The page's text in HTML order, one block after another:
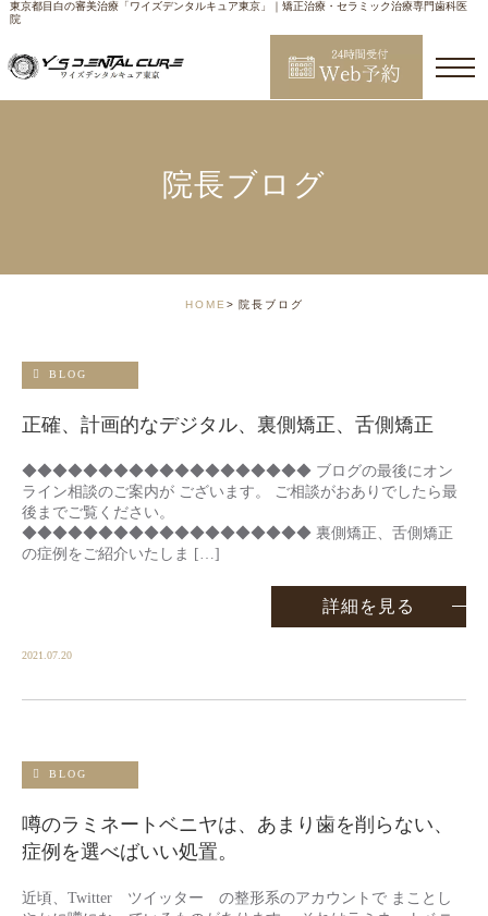
東京都目白の審美治療「ワイズデンタルキュア東京」｜矯正治療・セラミック治療専門歯科医
院
院長ブログ
HOME 院長ブログ
BLOG
正確、計画的なデジタル、裏側矯正、舌側矯正
◆◆◆◆◆◆◆◆◆◆◆◆◆◆◆◆◆◆◆ ブログの最後にオン
ライン相談のご案内が ございます。 ご相談がおありでしたら最
後までご覧ください。
◆◆◆◆◆◆◆◆◆◆◆◆◆◆◆◆◆◆◆ 裏側矯正、舌側矯正
の症例をご紹介いたしま […]
詳細を見る
2021.07.20
BLOG
噂のラミネートベニヤは、あまり歯を削らない、
症例を選べばいい処置。
近頃、Twitter ツイッター の整形系のアカウントで まことし